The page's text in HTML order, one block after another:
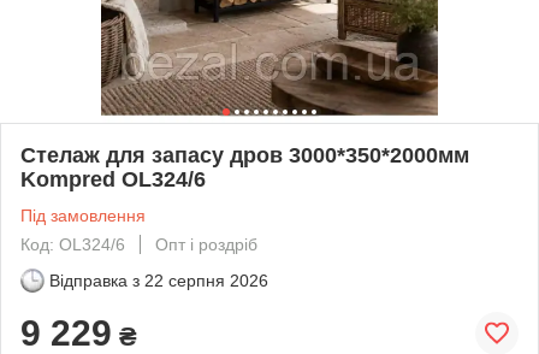
Стелаж для запасу дров 3000*350*2000мм
Kompred OL324/6
Під замовлення
Код: OL324/6
Опт і роздріб
Відправка з 22 серпня 2026
9 229 ₴